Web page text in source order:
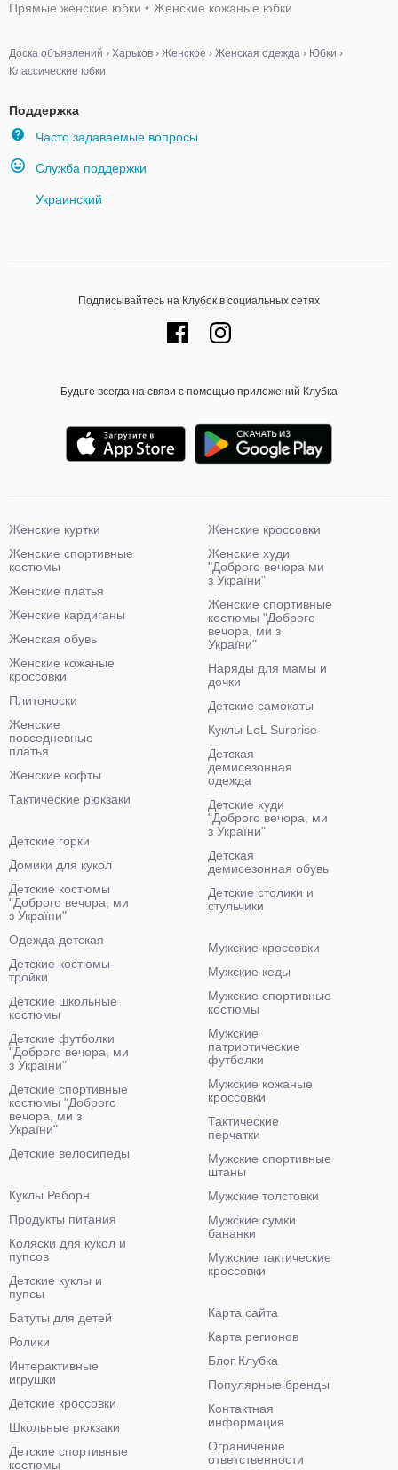
Прямые женские юбки • Женские кожаные юбки
Доска объявлений › Харьков › Женское › Женская одежда › Юбки ›
Классические юбки
Поддержка
Часто задаваемые вопросы
Служба поддержки
Украинский
Подписывайтесь на Клубок в социальных сетях
Будьте всегда на связи с помощью приложений Клубка
Женские куртки
Женские спортивные
костюмы
Женские платья
Женские кардиганы
Женская обувь
Женские кожаные
кроссовки
Плитоноски
Женские
повседневные
платья
Женские кофты
Тактические рюкзаки
Женские кроссовки
Женские худи
"Доброго вечора ми
з України"
Женские спортивные
костюмы "Доброго
вечора, ми з
України"
Наряды для мамы и
дочки
Детские самокаты
Куклы LoL Surprise
Детская
демисезонная
одежда
Детские худи
"Доброго вечора, ми
з України"
Детская
демисезонная обувь
Детские столики и
стульчики
Детские горки
Домики для кукол
Детские костюмы
"Доброго вечора, ми
з України"
Одежда детская
Детские костюмы-
тройки
Детские школьные
костюмы
Детские футболки
"Доброго вечора, ми
з України"
Детские спортивные
костюмы "Доброго
вечора, ми з
України"
Детские велосипеды
Мужские кроссовки
Мужские кеды
Мужские спортивные
костюмы
Мужские
патриотические
футболки
Мужские кожаные
кроссовки
Тактические
перчатки
Мужские спортивные
штаны
Мужские толстовки
Мужские сумки
бананки
Мужские тактические
кроссовки
Куклы Реборн
Продукты питания
Коляски для кукол и
пупсов
Детские куклы и
пупсы
Батуты для детей
Ролики
Интерактивные
игрушки
Детские кроссовки
Школьные рюкзаки
Детские спортивные
костюмы
Карта сайта
Карта регионов
Блог Клубка
Популярные бренды
Контактная
информация
Ограничение
ответственности